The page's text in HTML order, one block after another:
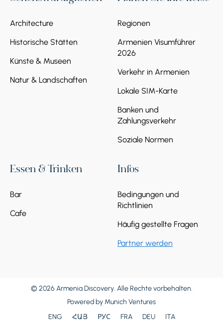
Architecture
Historische Stätten
Künste & Museen
Natur & Landschaften
Regionen
Armenien Visumführer
2026
Verkehr in Armenien
Lokale SIM-Karte
Banken und
Zahlungsverkehr
Soziale Normen
Essen & Trinken
Bar
Cafe
Infos
Bedingungen und
Richtlinien
Häufig gestellte Fragen
Partner werden
© 2026 Armenia Discovery. Alle Rechte vorbehalten.
Powered by Munich Ventures
ENG
ՀԱՅ РУС FRA DEU ITA